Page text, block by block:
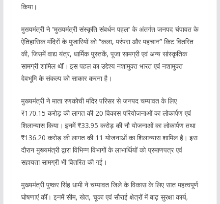
किया।
मुख्यमंत्री ने ‘‘मुख्यमंत्री संस्कृति संवर्धन पहल’’ के अंतर्गत जनपद चंपावत के
ऐतिहासिक मंदिरों के पुजारियों को “कला, परंपरा और पहचान” किट वितरित
की, जिसमें वाद्य यंत्र, धार्मिक पुस्तकें, पूजा सामग्री एवं अन्य सांस्कृतिक
सामग्री शामिल थीं। इस पहल का उद्देश्य नशामुक्त भारत एवं नशामुक्त
देवभूमि के संकल्प को साकार करना है।
मुख्यमंत्री ने माता रणकोची मंदिर परिसर से जनपद चम्पावत के लिए
₹170.15 करोड़ की लागत की 20 विकास परियोजनाओं का लोकार्पण एवं
शिलान्यास किया। इनमें ₹33.95 करोड़ की नौ योजनाओं का लोकार्पण तथा
₹136.20 करोड़ की लागत की 11 योजनाओं का शिलान्यास शामिल है। इस
दौरान मुख्यमंत्री द्वारा विभिन्न विभागों के लाभार्थियों को प्रमाणपत्र एवं
सहायता सामग्री भी वितरित की गई।
मुख्यमंत्री पुष्कर सिंह धामी ने चम्पावत जिले के विकास के लिए सात महत्वपूर्ण
घोषणाएं कीं। इनमें सीम, खेत, चूका एवं सौराई क्षेत्रों में बाढ़ सुरक्षा कार्य,